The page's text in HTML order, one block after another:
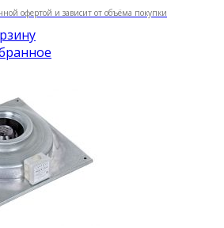
офертой и зависит от объёма покупки